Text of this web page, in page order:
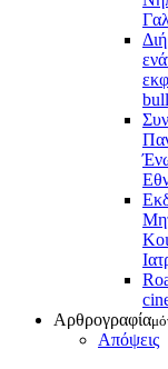
Αρθρογραφία
Απόψεις